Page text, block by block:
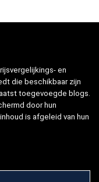
en
die beschikbaar zijn
toegevoegde blogs.
door hun
is afgeleid van hun